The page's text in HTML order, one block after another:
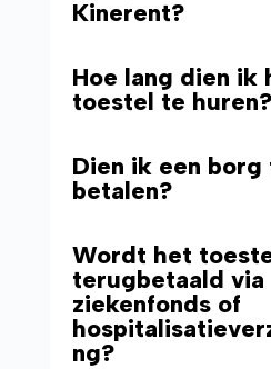
Kinerent?
Hoe lang dien ik
toestel te huren?
Dien ik een borg
betalen?
Wordt het
terugbetaald via
ziekenfonds of
ng?